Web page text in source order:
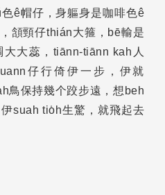
ê帽仔，身軀身是咖啡色ê
頷頸仔thián大箍，bē輸是
大蕊，tiānn-tiānn kah人
仔行倚伊一步，伊就
鳥保持幾个跤步遠，想beh
suah tio̍h生驚，就飛起去